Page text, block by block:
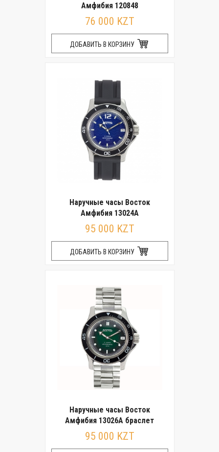
Амфибия 120848
76 000 KZT
ДОБАВИТЬ В КОРЗИНУ
Наручные часы Восток
Амфибия 13024А
95 000 KZT
ДОБАВИТЬ В КОРЗИНУ
Наручные часы Восток
Амфибия 13026А браслет
95 000 KZT